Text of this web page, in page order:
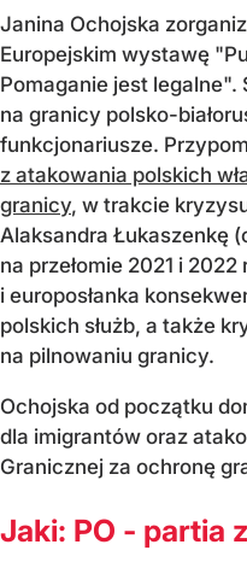
Janina Ochojska
Europejskim wystawę
Pomaganie jest
na granicy polsko-
funkcjonariusze.
z atakowania polskich
granicy, w trakcie
Alaksandra Łukaszenkę
na przełomie 2021 i
i europosłanka
polskich służb, a także
na pilnowaniu granicy.
Ochojska od początku
dla imigrantów oraz
Granicznej za ochronę
Jaki: PO - partia